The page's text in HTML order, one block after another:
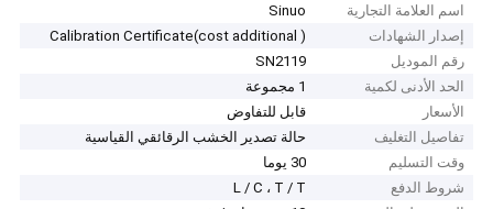
اسم العلامة التجارية
Sinuo
إصدار الشهادات
Calibration Certificate(cost additional )
رقم الموديل
SN2119
الحد الأدنى لكمية
1 مجموعة
الأسعار
قابل للتفاوض
تفاصيل التغليف
حالة تصدير الخشب الرقائقي القياسية
وقت التسليم
30 يوما
شروط الدفع
L / C ، T / T